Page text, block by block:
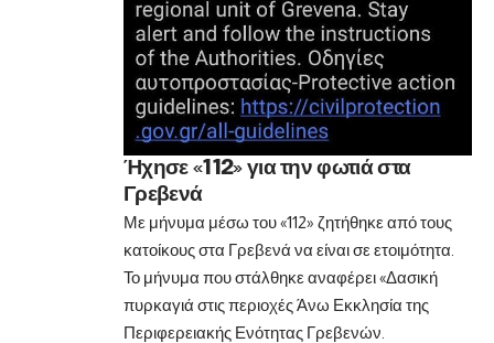
Ήχησε «112» για την φωτιά στα
Γρεβενά
Με μήνυμα μέσω του «112» ζητήθηκε από τους
κατοίκους στα Γρεβενά να είναι σε ετοιμότητα.
Το μήνυμα που στάλθηκε αναφέρει «Δασική
πυρκαγιά στις περιοχές Άνω Εκκλησία της
Περιφερειακής Ενότητας Γρεβενών.